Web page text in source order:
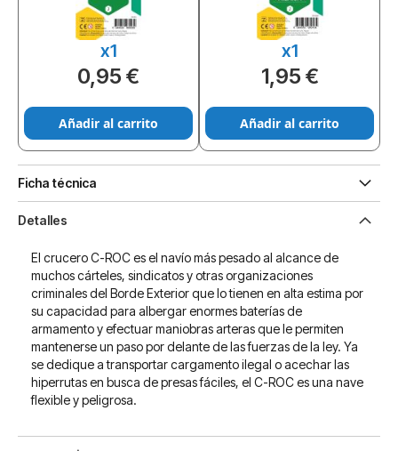
x1
0,95 €
Añadir al carrito
x1
1,95 €
Añadir al carrito
Ficha técnica
Detalles
El crucero C-ROC es el navío más pesado al alcance de
muchos cárteles, sindicatos y otras organizaciones
criminales del Borde Exterior que lo tienen en alta estima por
su capacidad para albergar enormes baterías de
armamento y efectuar maniobras arteras que le permiten
mantenerse un paso por delante de las fuerzas de la ley. Ya
se dedique a transportar cargamento ilegal o acechar las
hiperrutas en busca de presas fáciles, el C-ROC es una nave
flexible y peligrosa.